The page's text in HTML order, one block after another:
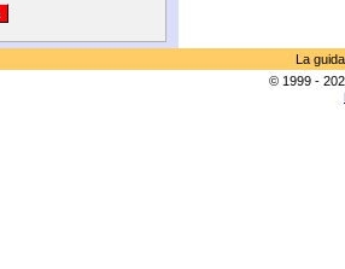
La
© 1999 -